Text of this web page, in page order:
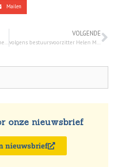
Mailen
Middle East Update: Russia takes the Lead _Amir Tsarfati – 29 okt. 2021
VOLGENDE
volgens bestuursvoorzitter Helen Mertens van het UMC in Maastricht: 8 van de 10 mensen in haar ziekenhuis zijn gevaccineerde patiënten…
onze nieuwsbrief
nieuwsbrief